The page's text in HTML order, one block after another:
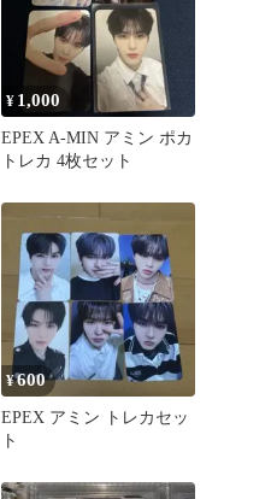
¥ 1,000
EPEX A-MIN アミン ポカ
トレカ 4枚セット
¥600
EPEX アミン トレカセッ
ト